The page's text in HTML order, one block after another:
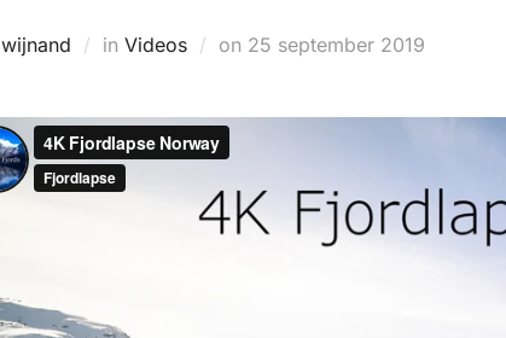
wijnand in Videos on Geplaatst
25 september 2019